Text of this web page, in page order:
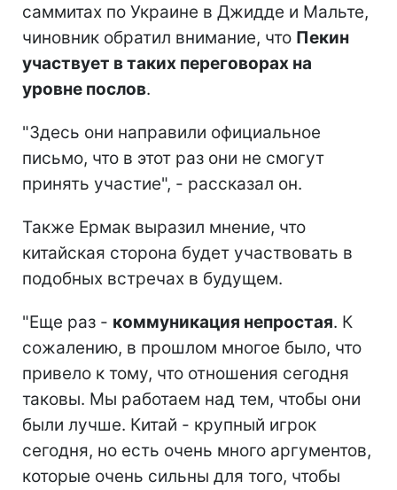
саммитах по Украине в Джидде и Мальте,
чиновник обратил внимание, что Пекин
участвует в таких переговорах на
уровне послов.
"Здесь они направили официальное
письмо, что в этот раз они не смогут
принять участие", - рассказал он.
Также Ермак выразил мнение, что
китайская сторона будет участвовать в
подобных встречах в будущем.
"Еще раз - коммуникация непростая. К
сожалению, в прошлом многое было, что
привело к тому, что отношения сегодня
таковы. Мы работаем над тем, чтобы они
были лучше. Китай - крупный игрок
сегодня, но есть очень много аргументов,
которые очень сильны для того, чтобы